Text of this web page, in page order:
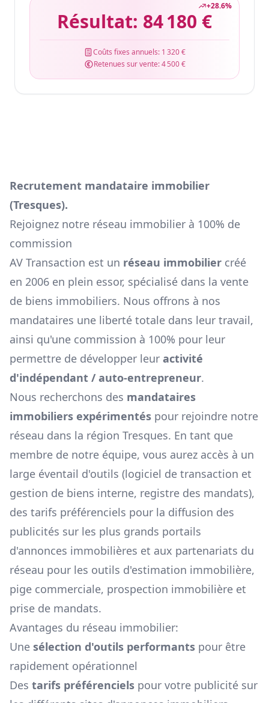
+28.6%
Résultat: 84 180 €
Coûts fixes annuels: 1 320 €
Retenues sur vente:4 500 €
Recrutement mandataire immobilier
(Tresques).
Rejoignez notre réseau immobilier à 100% de
commission
AV Transaction est un réseau immobilier créé
en 2006 en plein essor, spécialisé dans la vente
de biens immobiliers. Nous offrons à nos
mandataires une liberté totale dans leur travail,
ainsi qu'une commission à 100% pour leur
permettre de développer leur activité
d'indépendant / auto-entrepreneur.
Nous recherchons des mandataires
immobiliers expérimentés pour rejoindre notre
réseau dans la région Tresques. En tant que
membre de notre équipe, vous aurez accès à un
large éventail d'outils (logiciel de transaction et
gestion de biens interne, registre des mandats),
des tarifs préférenciels pour la diffusion des
publicités sur les plus grands portails
d'annonces immobilières et aux partenariats du
réseau pour les outils d'estimation immobilière,
pige commerciale, prospection immobilière et
prise de mandats.
Avantages du réseau immobilier:
Une sélection d'outils performants pour être
rapidement opérationnel
Des tarifs préférenciels pour votre publicité sur